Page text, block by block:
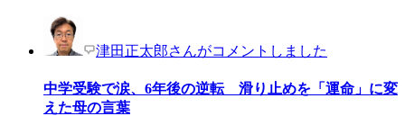
津田正太郎さんがコメントしました
中学受験で涙、6年後の逆転 滑り止めを「運命」に変
えた母の言葉